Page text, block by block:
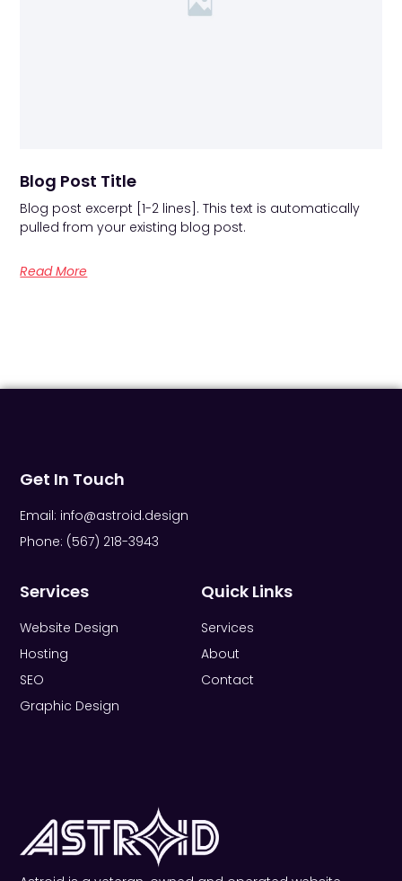
Blog Post Title
Blog post excerpt [1-2 lines]. This text is automatically
pulled from your existing blog post.
Read More
Quick Links
Services
About
Contact
Services
Website Design
Hosting
SEO
Graphic Design
Get In Touch
Email: info@astroid.design
Phone: (567) 218-3943